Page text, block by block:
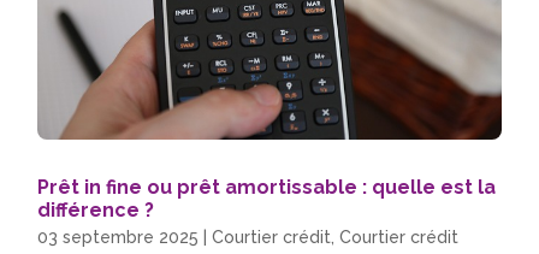
Prêt in fine ou prêt amortissable : quelle est la
différence ?
03 septembre 2025 |Courtier crédit,Courtier crédit